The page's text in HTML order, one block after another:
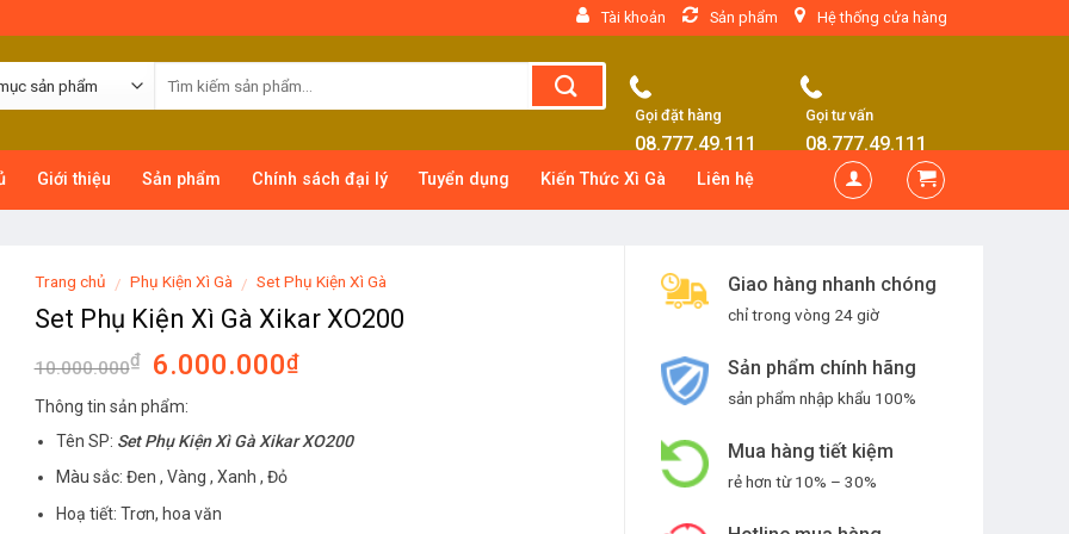
Tài khoản Sản phẩm Hệ thống cửa hàng
Gọi đặt hàng
08.777.49.111
Gọi tư vấn
08.777.49.111
Giới thiệu Sản phẩm Chính sách đại lý Tuyển dụng Kiến Thức Xì Gà Liên hệ
Giao hàng nhanh chóng
chỉ trong vòng 24 giờ
Sản phẩm chính hãng
sản phẩm nhập khẩu 100%
Mua hàng tiết kiệm
rẻ hơn từ 10% – 30%
Trang chủ / Phụ Kiện Xì Gà / Set Phụ Kiện Xì Gà
Set Phụ Kiện Xì Gà Xikar XO200
10.000.000₫ 6.000.000₫
Thông tin sản phẩm:
Tên SP: Set Phụ Kiện Xì Gà Xikar XO200
Màu sắc: Đen , Vàng , Xanh , Đỏ
Hoạ tiết: Trơn, hoa văn